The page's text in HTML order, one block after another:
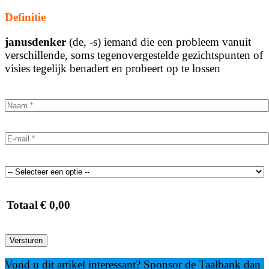
Definitie
janusdenker (de, -s) iemand die een probleem vanuit
verschillende, soms tegenovergestelde gezichtspunten of
visies tegelijk benadert en probeert op te lossen
Totaal € 0,00
Versturen
Vond u dit artikel interessant? Sponsor de Taalbank dan